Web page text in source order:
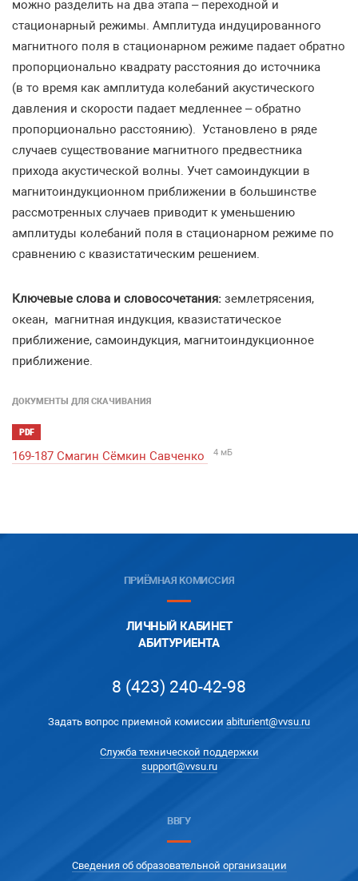
можно разделить на два этапа – переходной и
стационарный режимы. Амплитуда индуцированного
магнитного поля в стационарном режиме падает обратно
пропорционально квадрату расстояния до источника
(в то время как амплитуда колебаний акустического
давления и скорости падает медленнее – обратно
пропорционально расстоянию). Установлено в ряде
случаев существование магнитного предвестника
прихода акустической волны. Учет самоиндукции в
магнитоиндукционном приближении в большинстве
рассмотренных случаев приводит к уменьшению
амплитуды колебаний поля в стационарном режиме по
сравнению с квазистатическим решением.
Ключевые слова и словосочетания: землетрясения,
океан, магнитная индукция, квазистатическое
приближение, самоиндукция, магнитоиндукционное
приближение.
ДОКУМЕНТЫ ДЛЯ СКАЧИВАНИЯ
PDF
169-187 Смагин Сёмкин Савченко 4 мБ
ПРИЁМНАЯ КОМИССИЯ
ЛИЧНЫЙ КАБИНЕТ
АБИТУРИЕНТА
8 (423) 240-42-98
Задать вопрос приемной комиссии abiturient@vvsu.ru
Служба технической поддержки
support@vvsu.ru
ВВГУ
Сведения об образовательной организации